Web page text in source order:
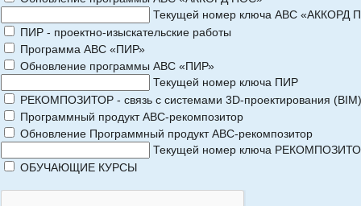
Текущей номер ключа АВС «АККОРД
ПИР - проектно-изыскательские работы
Программа АВС «ПИР»
Обновление программы АВС «ПИР»
Текущей номер ключа ПИР
РЕКОМПОЗИТОР - связь с системами 3D-проектирования (BIM)
Программный продукт АВС-рекомпозитор
Обновление Программный продукт АВС-рекомпозитор
Текущей номер ключа
ОБУЧАЮЩИЕ КУРСЫ